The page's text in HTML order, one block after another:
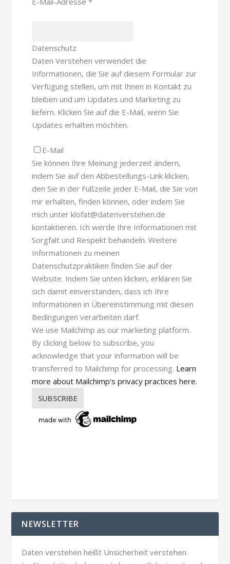
Datenschutz
Daten Verstehen verwendet die
Informationen, die Sie auf diesem Formular zur
Verfügung stellen, um mit Ihnen in Kontakt zu
bleiben und um Updates und Marketing zu
liefern. Klicken Sie auf die E-Mail, wenn Sie
Updates erhalten möchten.
E-Mail
Sie können Ihre Meinung jederzeit ändern,
indem Sie auf den Abbestellungs-Link klicken,
den Sie in der Fußzeile jeder E-Mail, die Sie von
mir erhalten, finden können, oder indem Sie
mich unter klofat@datenverstehen.de
kontaktieren. Ich werde Ihre Informationen mit
Sorgfalt und Respekt behandeln. Weitere
Informationen zu meinen
Datenschutzpraktiken finden Sie auf der
Website. Indem Sie unten klicken, erklären Sie
sich damit einverstanden, dass ich Ihre
Informationen in Übereinstimmung mit diesen
Bedingungen verarbeiten darf.
We use Mailchimp as our marketing platform.
By clicking below to subscribe, you
acknowledge that your information will be
transferred to Mailchimp for processing. Learn
more about Mailchimp’s privacy practices here.
NEWSLETTER
Daten verstehen heißt Unsicherheit verstehen.